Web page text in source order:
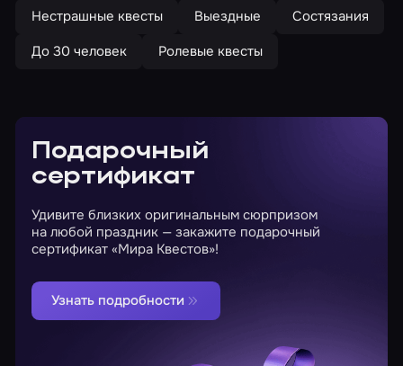
Нестрашные квесты Выездные
Состязания
До 30 человек
Ролевые квесты
Подарочный
сертификат
Удивите близких оригинальным сюрпризом
на любой праздник — закажите подарочный
сертификат «Мира Квестов»!
Узнать подробности